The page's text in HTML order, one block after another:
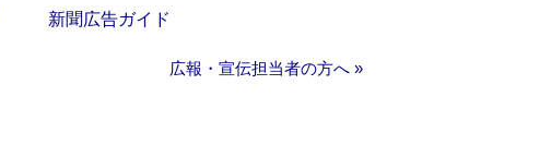
新聞広告ガイド
広報・宣伝担当者の方へ »